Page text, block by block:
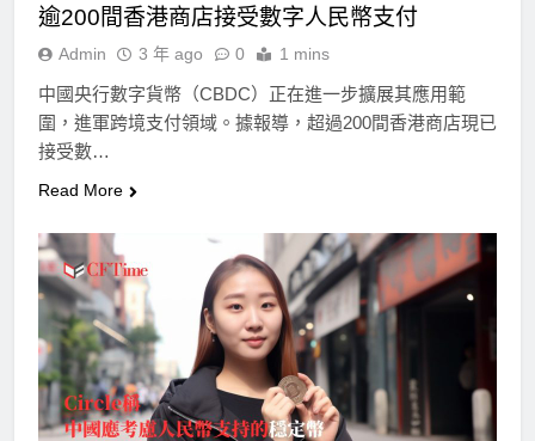
逾200間香港商店接受數字人民幣支付
Admin 3 年 ago 0 1 mins
中國央行數字貨幣（CBDC）正在進一步擴展其應用範
圍，進軍跨境支付領域。據報導，超過200間香港商店現已
接受數…
Read More